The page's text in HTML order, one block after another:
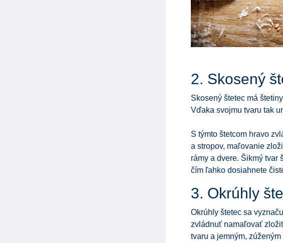
2. Skosený
Skosený štetec má
Vďaka svojmu tvaru tak
S týmto štetcom hravo
a stropov, maľovanie
rámy a dvere. Šikmý tvar
čím ľahko dosiahnete
3. Okrúhly
Okrúhly štetec sa
zvládnuť namaľovať
tvaru a jemným,